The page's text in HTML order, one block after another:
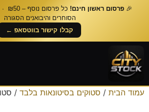
🎉פרסום ראשון חינם!
הסוחרים והיבואנים הסגורה
קבלו קישור בווטסאפ ←
עמוד הבית / סטוקים בסיטונאות בלבד /